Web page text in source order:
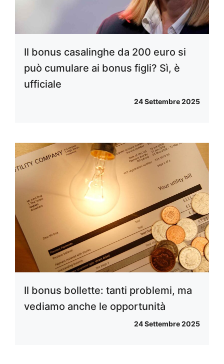
Il bonus casalinghe da 200 euro si
può cumulare ai bonus figli? Sì, è
ufficiale
24 Settembre 2025
Il bonus bollette: tanti problemi, ma
vediamo anche le opportunità
24 Settembre 2025